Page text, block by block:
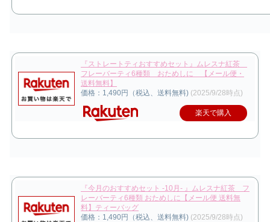
『ストレートティおすすめセット』ムレスナ紅茶
フレーバーティ6種類 おためしに 【メール便・
送料無料】
価格：1,490円（税込、送料無料) (2025/9/28時点)
楽天で購入
『今月のおすすめセット -10月- 』ムレスナ紅茶 フ
レーバーティ6種類 おためしに【メール便 送料無
料】ティーバッグ
価格：1,490円（税込、送料無料) (2025/9/28時点)